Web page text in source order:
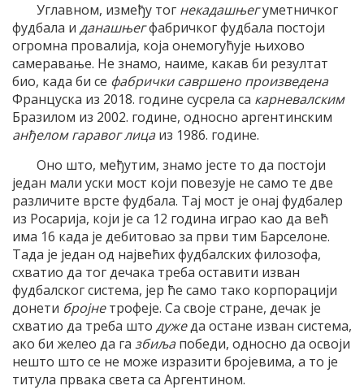
Углавном, између тог некадашњегуметничког
фудбала и данашњегфабричког фудбала постоји
огромна провалија, која онемогућује њихово
самеравање. Не знамо, наиме, какав би резултат
био, када би се фабрички савршено произведена
Француска из 2018. године сусрела са карневалским
Бразилом из 2002. године, односно аргентинским
анђелом гаравог лицаиз 1986. године.
Оно што, међутим, знамо јесте то да постоји
један мали уски мост који повезује не само те две
различите врсте фудбала. Тај мост је онај фудбалер
из Росарија, који је са 12 година играо као да већ
има 16 када је дебитовао за први тим Барселоне.
Тада је један од највећих фудбалских филозофа,
схватио да тог дечака треба оставити изван
фудбалског система, јер ће само тако корпорацији
донети бројнетрофеје. Са своје стране, дечак је
схватио да треба што дужеда остане изван система,
ако би желео да га збиљапобеди, односно да освоји
нешто што се не може изразити бројевима, а то је
титула првака света са Аргентином.